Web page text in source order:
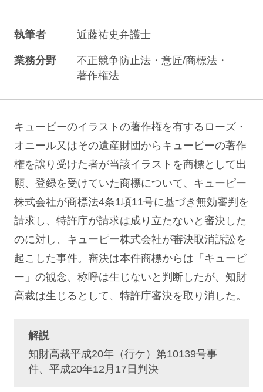
執筆者 近藤祐史弁護士
業務分野
不正競争防止法・意匠/商標法・
著作権法
キューピーのイラストの著作権を有するローズ・
オニール又はその遺産財団からキューピーの著作
権を譲り受けた者が当該イラストを商標として出
願、登録を受けていた商標について、キューピー
株式会社が商標法4条1項11号に基づき無効審判を
請求し、特許庁が請求は成り立たないと審決した
のに対し、キューピー株式会社が審決取消訴訟を
起こした事件。審決は本件商標からは「キューピ
ー」の観念、称呼は生じないと判断したが、知財
高裁は生じるとして、特許庁審決を取り消した。
解説
知財高裁平成20年（行ケ）第10139号事
件、平成20年12月17日判決